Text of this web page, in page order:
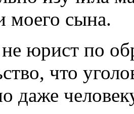
моего сына.
юрист по
что
даже